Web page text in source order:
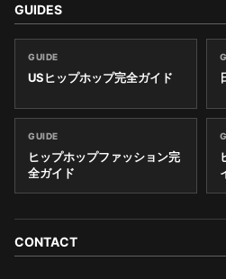
GUIDES
GUIDE
USヒップホップ完全ガイド
GUIDE
ヒップホップファッション完
全ガイド
CONTACT